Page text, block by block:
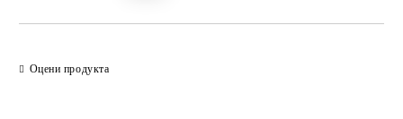
Оцени продукта